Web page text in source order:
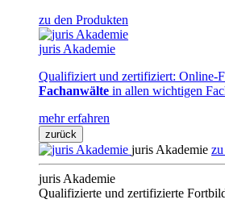
zu den Produkten
juris Akademie
Qualifiziert und zertifiziert: Online-
Fachanwälte in allen wichtigen
mehr erfahren
zurück
juris Akademie
juris Akademie
Qualifizierte und zertifizierte